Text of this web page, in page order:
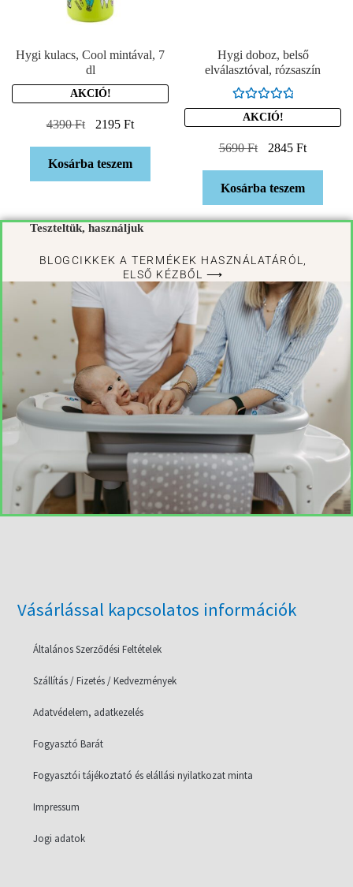
Hygi kulacs, Cool mintával, 7
dl
AKCIÓ!
4390Ft 2195Ft
Kosárba teszem
Hygi doboz, belső
elválasztóval, rózsaszín
Értékelés:
5.00/ 5
AKCIÓ!
5690Ft 2845Ft
Kosárba teszem
Teszteltük, használjuk
BLOGCIKKEK A TERMÉKEK HASZNÁLATÁRÓL,
ELSŐ KÉZBŐL ⟶
Vásárlással kapcsolatos információk
Általános Szerződési Feltételek
Szállítás / Fizetés / Kedvezmények
Adatvédelem, adatkezelés
Fogyasztó Barát
Fogyasztói tájékoztató és elállási nyilatkozat minta
Impressum
Jogi adatok